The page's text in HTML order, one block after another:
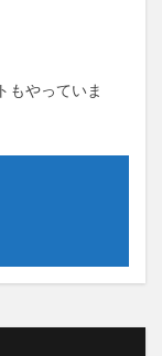
もやっていま